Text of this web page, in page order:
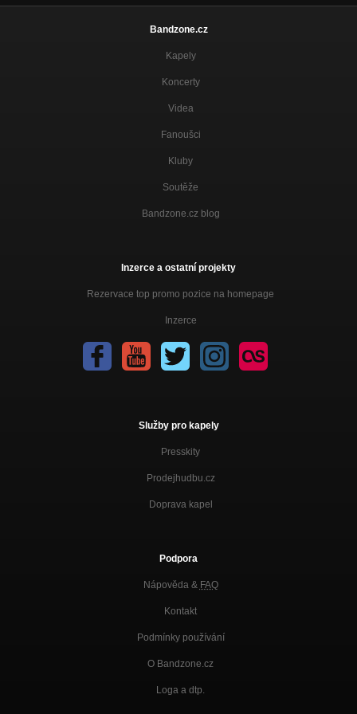
Bandzone.cz
Kapely
Koncerty
Videa
Fanoušci
Kluby
Soutěže
Bandzone.cz blog
Inzerce a ostatní projekty
Rezervace top promo pozice na homepage
Inzerce
Služby pro kapely
Presskity
Prodejhudbu.cz
Doprava kapel
Podpora
Nápověda & FAQ
Kontakt
Podmínky používání
O Bandzone.cz
Loga a dtp.